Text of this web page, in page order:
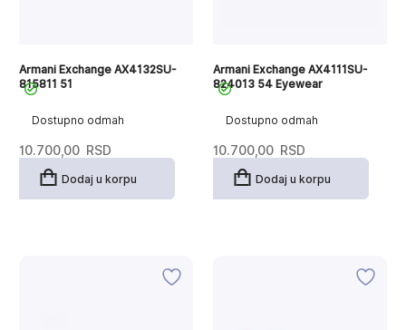
Dostupno odmah
Armani Exchange AX4132SU-
815811 51
10.700,00 RSD
Dodaj u korpu
Dostupno odmah
Armani Exchange AX4111SU-
824013 54 Eyewear
10.700,00 RSD
Dodaj u korpu